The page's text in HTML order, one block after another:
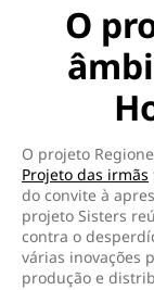
O
O projeto
Projeto das irmãs
do convite à
projeto Sisters
contra o
várias inovações
produção e